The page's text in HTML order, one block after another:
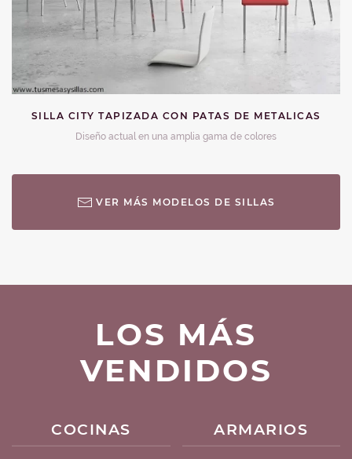
SILLA CITY TAPIZADA CON PATAS DE METALICAS
Diseño actual en una amplia gama de colores
VER MÁS MODELOS DE SILLAS
LOS MÁS
VENDIDOS
COCINAS ARMARIOS